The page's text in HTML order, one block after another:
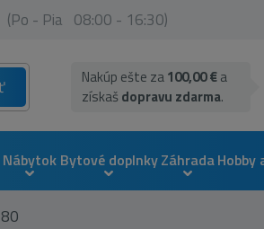
(Po - Pia 08:00 - 16:30)
Nakúp ešte za100,00 €a
získaš dopravu zdarma.
Nábytok Bytové doplnkyZáhradaHobby